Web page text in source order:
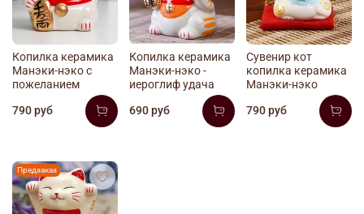
Копилка керамика
Манэки-нэко с
пожеланием
790 руб
Копилка керамика
Манэки-нэко -
иероглиф удача
690 руб
Сувенир кот
копилка керамика
Манэки-нэко
790 руб
Предзаказ